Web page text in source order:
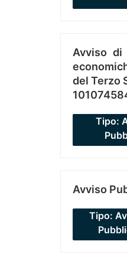
Avviso
del Terzo
Tipo:
Avviso
Tipo: